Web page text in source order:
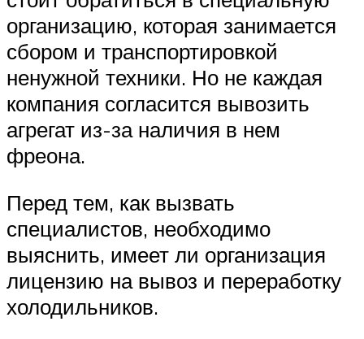
организацию, которая занимается
сбором и транспортировкой
ненужной техники. Но не каждая
компания согласится вывозить
агрегат из-за наличия в нем
фреона.
Перед тем, как вызвать
специалистов, необходимо
выяснить, имеет ли организация
лицензию на вывоз и переработку
холодильников.